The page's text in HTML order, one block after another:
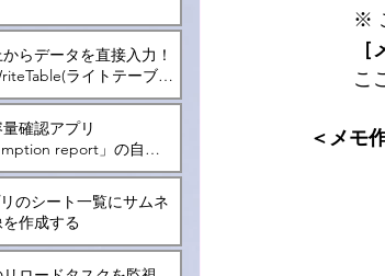
らデータを直接入力！
ライトテーブ
て
確認アプリ
report」の自動
のシート一覧にサムネ
作成する
※
＜メモ